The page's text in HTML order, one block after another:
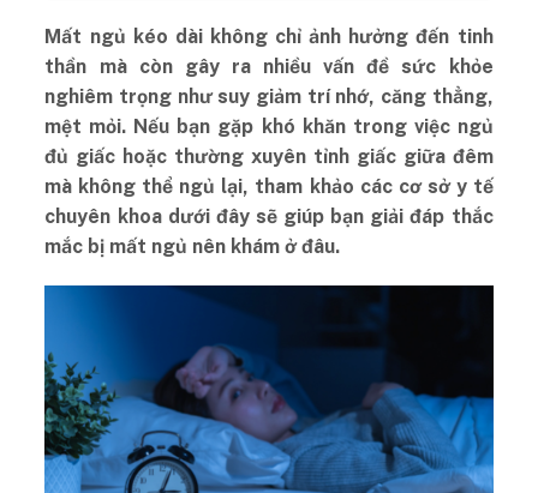
Mất ngủ kéo dài không chỉ ảnh hưởng đến tinh
thần mà còn gây ra nhiều vấn đề sức khỏe
nghiêm trọng như suy giảm trí nhớ, căng thẳng,
mệt mỏi. Nếu bạn gặp khó khăn trong việc ngủ
đủ giấc hoặc thường xuyên tỉnh giấc giữa đêm
mà không thể ngủ lại, tham khảo các cơ sở y tế
chuyên khoa dưới đây sẽ giúp bạn giải đáp thắc
mắc bị mất ngủ nên khám ở đâu.